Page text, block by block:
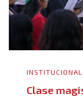
INSTITUCIONAL
Clase